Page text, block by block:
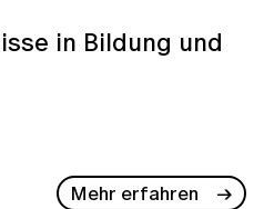
in Bildung und
Mehr erfahren